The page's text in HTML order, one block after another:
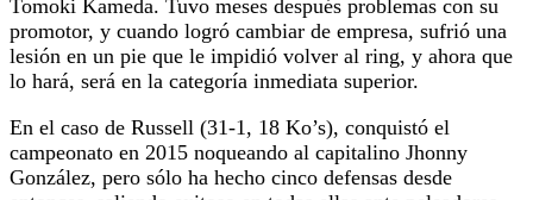
Tomoki Kameda. Tuvo meses después problemas con su
promotor, y cuando logró cambiar de empresa, sufrió una
lesión en un pie que le impidió volver al ring, y ahora que
lo hará, será en la categoría inmediata superior.
En el caso de Russell (31-1, 18 Ko’s), conquistó el
campeonato en 2015 noqueando al capitalino Jhonny
González, pero sólo ha hecho cinco defensas desde